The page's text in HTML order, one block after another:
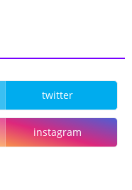
twitter
instagram